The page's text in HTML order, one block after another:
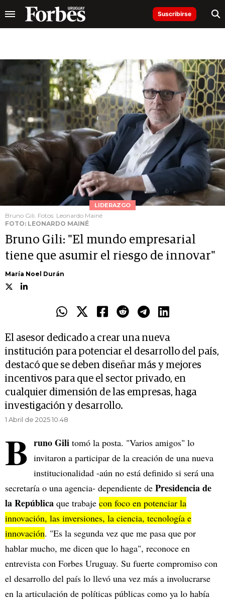
Suscribirse
LIDERAZGO
Bruno Gili. Fotos: Leonardo Mainé
FOTO: LEONARDO MAINÉ
Bruno Gili: "El mundo empresarial
tiene que asumir el riesgo de innovar"
María Noel Durán
El asesor dedicado a crear una nueva
institución para potenciar el desarrollo del país,
destacó que se deben diseñar más y mejores
incentivos para que el sector privado, en
cualquier dimensión de las empresas, haga
investigación y desarrollo.
1 Abril de 2025 10.48
B runo Gili tomó la posta. "Varios amigos" lo
invitaron a participar de la creación de una nueva
institucionalidad -aún no está definido si será una
secretaría o una agencia- dependiente de Presidencia de
la República que trabaje con foco en potenciar la
innovación, las inversiones, la ciencia, tecnología e
innovación. "Es la segunda vez que me pasa que por
hablar mucho, me dicen que lo haga", reconoce en
entrevista con Forbes Uruguay. Su fuerte compromiso con
el desarrollo del país lo llevó una vez más a involucrarse
en la articulación de políticas públicas como ya lo había